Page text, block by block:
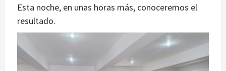
Esta noche, en unas horas más, conoceremos el
resultado.